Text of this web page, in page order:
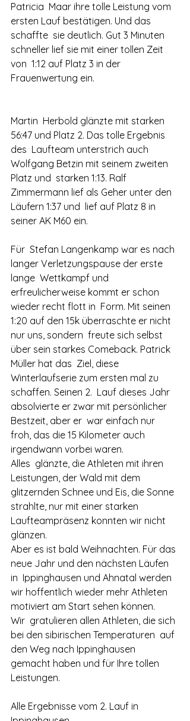
Patricia  Maar ihre tolle Leistung vom
ersten Lauf bestätigen. Und das
schaffte  sie deutlich. Gut 3 Minuten
schneller lief sie mit einer tollen Zeit
von  1:12 auf Platz 3 in der
Frauenwertung ein.
Martin  Herbold glänzte mit starken
56:47 und Platz 2. Das tolle Ergebnis
des  Laufteam unterstrich auch
Wolfgang Betzin mit seinem zweiten
Platz und  starken 1:13. Ralf
Zimmermann lief als Geher unter den
Läufern 1:37 und  lief auf Platz 8 in
seiner AK M60 ein.
Für  Stefan Langenkamp war es nach
langer Verletzungspause der erste
lange  Wettkampf und
erfreulicherweise kommt er schon
wieder recht flott in  Form. Mit seinen
1:20 auf den 15k überraschte er nicht
nur uns, sondern  freute sich selbst
über sein starkes Comeback. Patrick
Müller hat das  Ziel, diese
Winterlaufserie zum ersten mal zu
schaffen. Seinen 2.  Lauf dieses Jahr
absolvierte er zwar mit persönlicher
Bestzeit, aber er  war einfach nur
froh, das die 15 Kilometer auch
irgendwann vorbei waren.
Alles  glänzte, die Athleten mit ihren
Leistungen, der Wald mit dem
glitzernden Schnee und Eis, die Sonne
strahlte, nur mit einer starken
Laufteampräsenz konnten wir nicht
glänzen.
Aber es ist bald Weihnachten. Für das
neue Jahr und den nächsten Läufen
in  Ippinghausen und Ahnatal werden
wir hoffentlich wieder mehr Athleten
motiviert am Start sehen können.
Wir  gratulieren allen Athleten, die sich
bei den sibirischen Temperaturen  auf
den Weg nach Ippinghausen
gemacht haben und für Ihre tollen
Leistungen.
Alle Ergebnisse vom 2. Lauf in